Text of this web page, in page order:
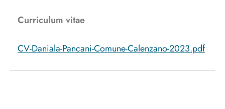
Curriculum vitae
CV-Daniala-Pancani-Comune-Calenzano-2023.pdf